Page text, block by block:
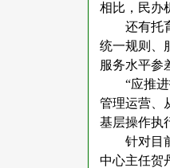
相比，民办
还有托
统一规则、
服务水平参
“应推
管理运营、
基层操作执
针对目
中心主任贺